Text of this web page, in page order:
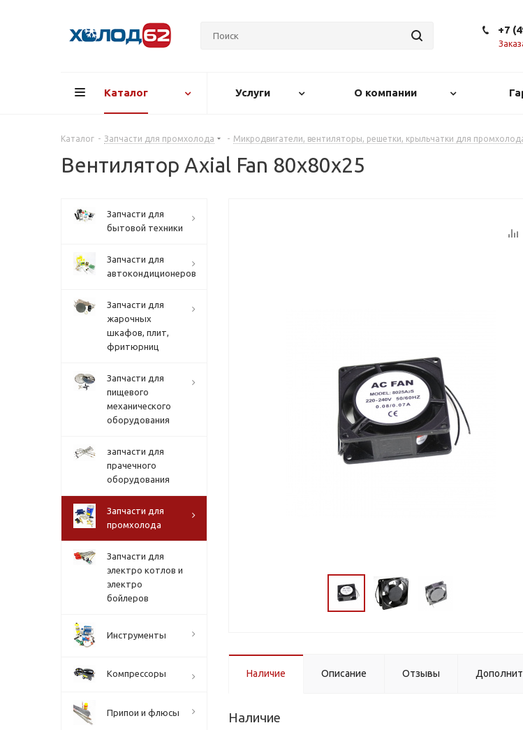
+7
Каталог Услуги О компании
Каталог - Запчасти для промхолода - Микродвигатели, вентиляторы, решетки, крыльчатки для
Вентилятор Axial Fan 80х80х25
Наличие Описание Отзывы
Наличие
Запчасти для
бытовой техники
Запчасти для
автокондиционеров
Запчасти для
жарочных
шкафов, плит,
фритюрниц
Запчасти для
пищевого
механического
оборудования
запчасти для
прачечного
оборудования
Запчасти для
промхолода
Запчасти для
электро котлов и
электро
бойлеров
Инструменты
Компрессоры
Припои и флюсы